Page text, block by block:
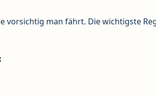
vorsichtig man fährt. Die wichtigste